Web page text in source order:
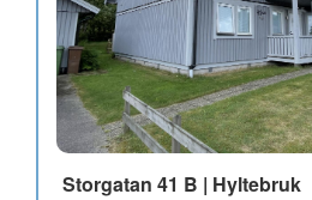
Storgatan 41 B | Hyltebruk